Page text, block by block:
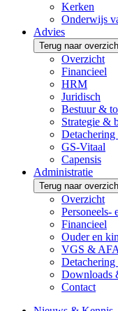
Kerken
Onderwijs
Advies
Terug naar
Overzicht
Financieel
HRM
Juridisch
Bestuur &
Strategie &
Detachering
GS-Vitaal
Capensis
Administratie
Terug naar
Overzicht
Personeels-
Financieel
Ouder en
VGS &
Detachering
Downloads
Contact